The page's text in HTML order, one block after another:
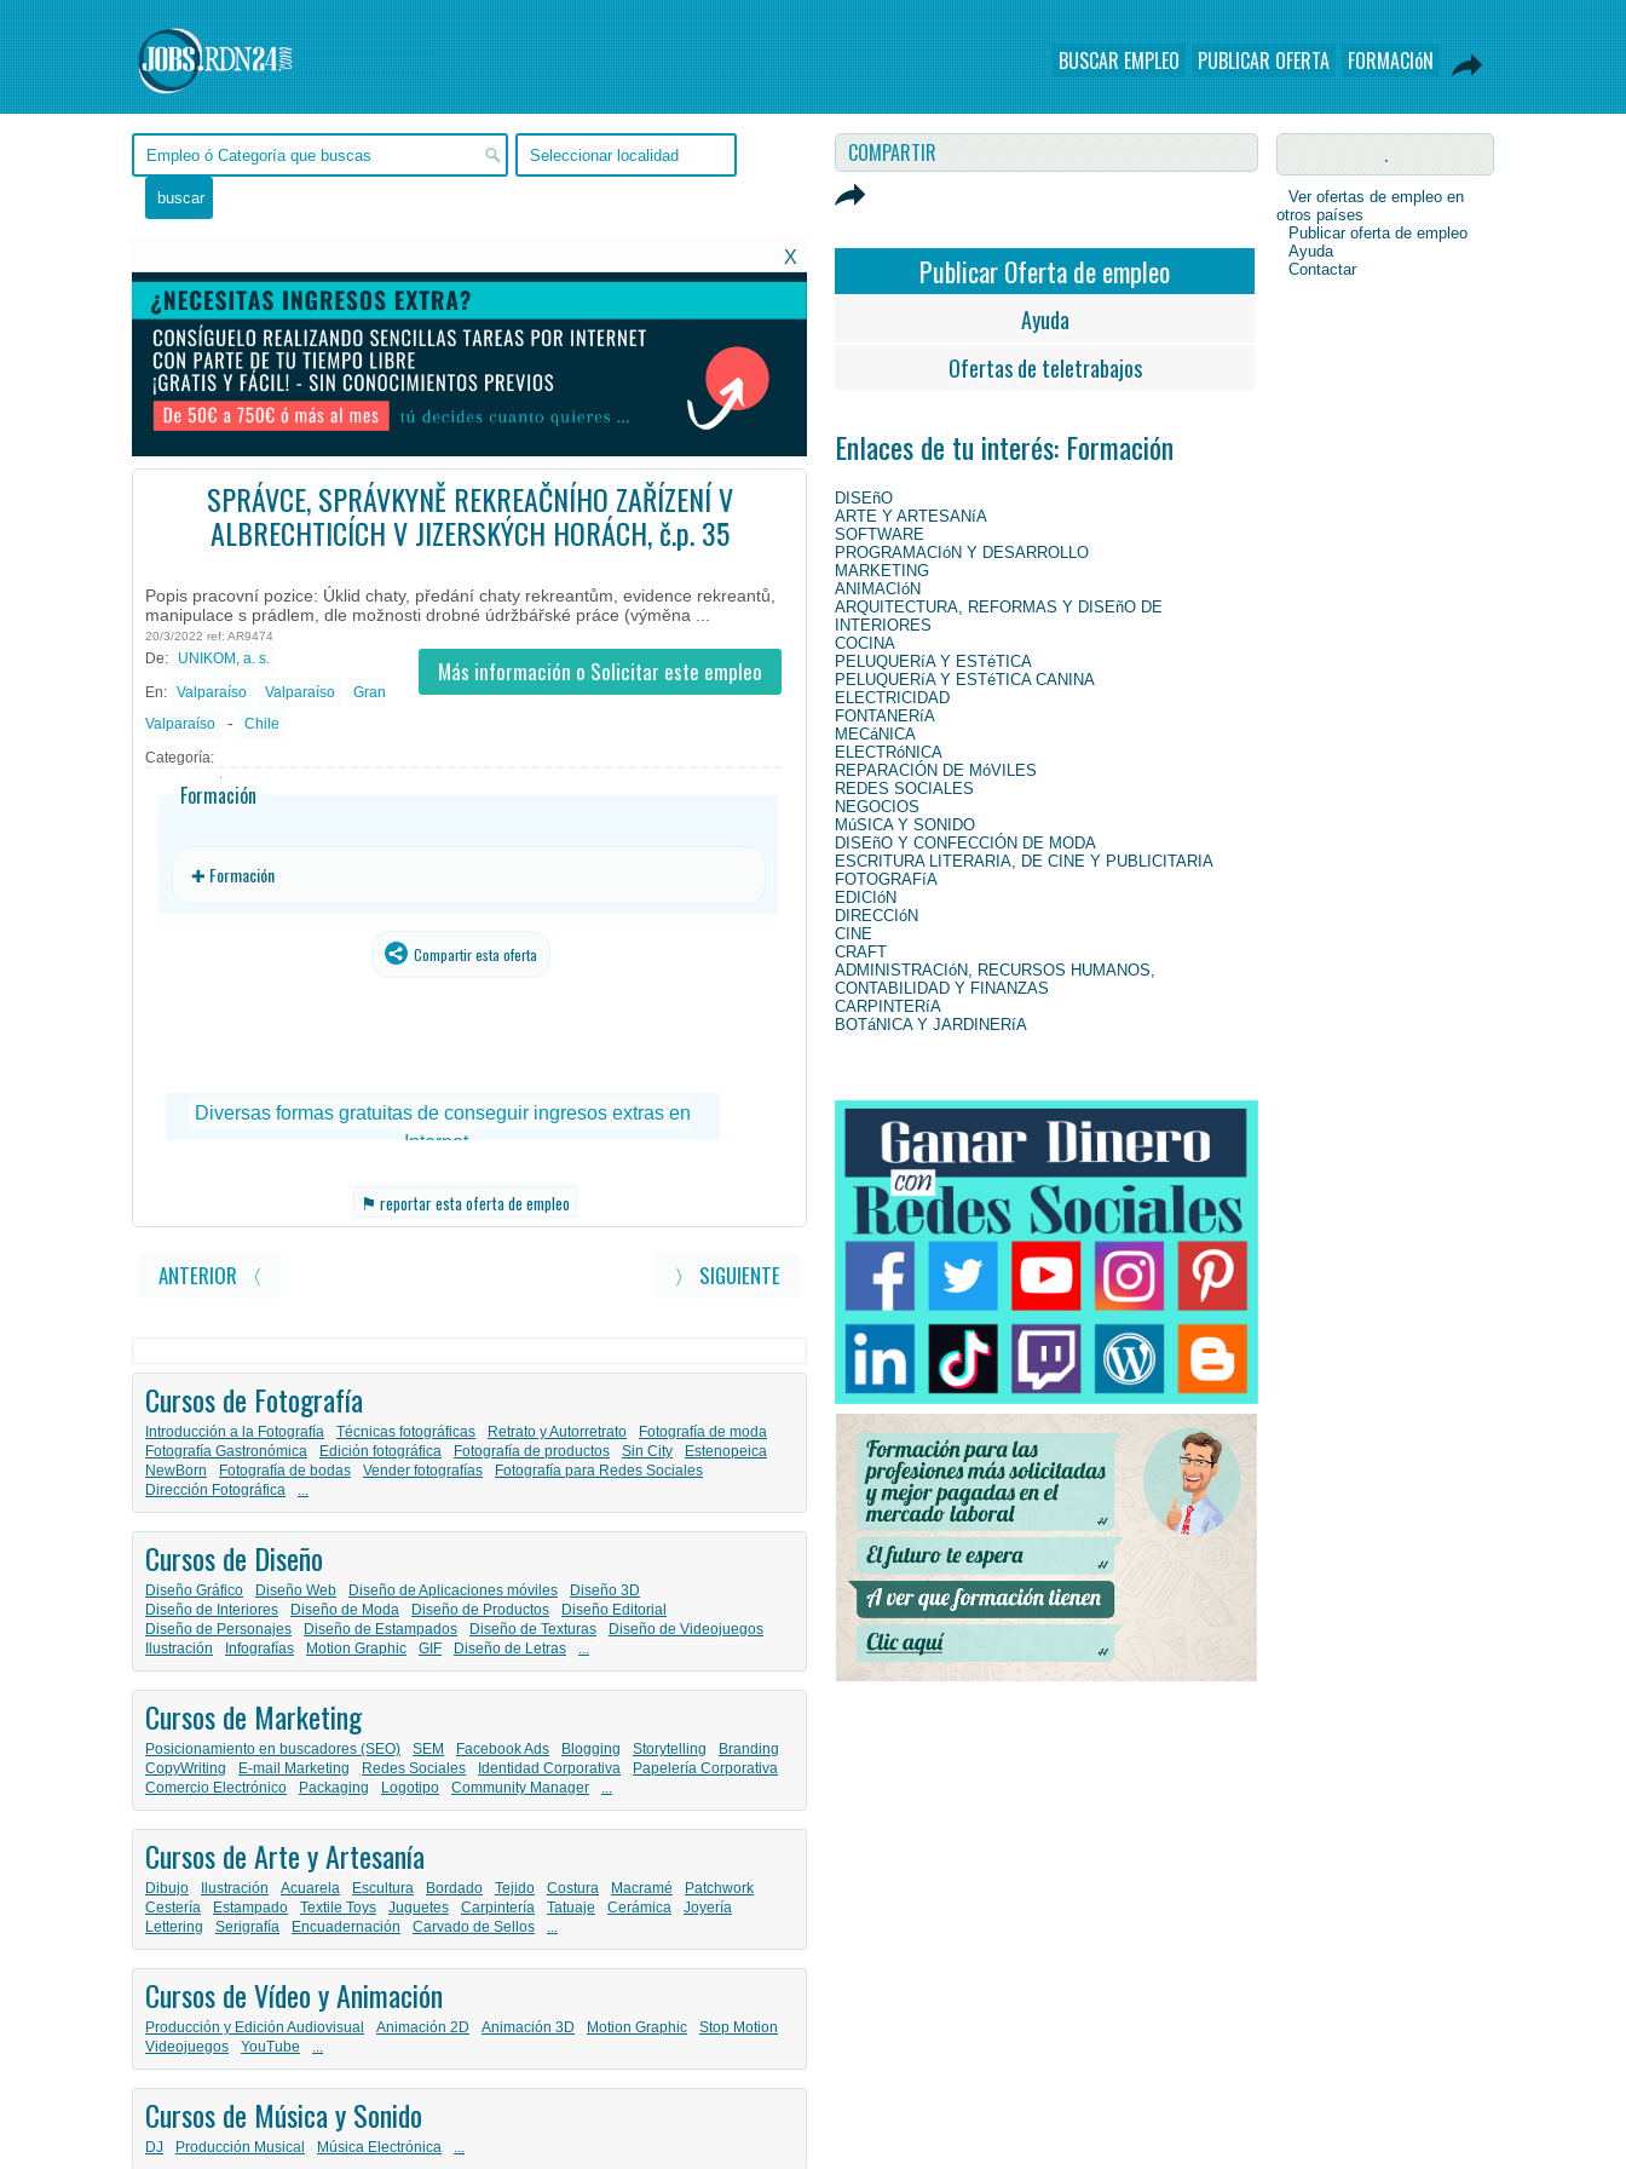
BUSCAR EMPLEO PUBLICAR OFERTA FORMACIóN
X
SPRÁVCE, SPRÁVKYNĚ REKREAČNÍHO ZAŘÍZENÍ V
ALBRECHTICÍCH V JIZERSKÝCH HORÁCH, č.p. 35
Popis pracovní pozice: Úklid chaty, předání chaty rekreantům, evidence rekreantů,
manipulace s prádlem, dle možnosti drobné údržbářské práce (výměna ...
20/3/2022 ref: AR9474
Más información o Solicitar este empleo
De: UNIKOM, a. s.
En: Valparaíso Valparaíso
Gran
Valparaíso
-
Chile
Categoría:
Formación
✚ Formación
Compartir esta oferta
⚑ reportar esta oferta de empleo
ANTERIOR 〈 〉 SIGUIENTE
Cursos de Fotografía
Introducción a la Fotografía Técnicas fotográficas Retrato y Autorretrato
Fotografía de moda
Fotografía Gastronómica
Edición fotográfica Fotografía de productos Sin City
Estenopeica
NewBorn
Fotografía de bodas Vender fotografías
Fotografía para Redes Sociales
Dirección Fotográfica
...
Cursos de Diseño
Diseño Gráfico Diseño Web Diseño de Aplicaciones móviles
Diseño 3D
Diseño de Interiores
Diseño de Moda Diseño de Productos
Diseño Editorial
Diseño de Personajes
Diseño de Estampados Diseño de Texturas
Diseño de Videojuegos
Ilustración
Infografías Motion Graphic GIF Diseño de Letras ...
Cursos de Marketing
Posicionamiento en buscadores (SEO) SEM Facebook Ads Blogging Storytelling
Branding
CopyWriting
E-mail Marketing Redes Sociales Identidad Corporativa
Papelería Corporativa
Comercio Electrónico
Packaging Logotipo Community Manager ...
Cursos de Arte y Artesanía
Dibujo Ilustración Acuarela Escultura Bordado Tejido Costura Macramé
Patchwork
Cestería
Estampado Textile Toys Juguetes Carpintería Tatuaje Cerámica
Joyería
Lettering
Serigrafía Encuadernación Carvado de Sellos ...
Cursos de Vídeo y Animación
Producción y Edición Audiovisual Animación 2D Animación 3D Motion Graphic
Stop Motion
Videojuegos
YouTube ...
Cursos de Música y Sonido
DJ Producción Musical Música Electrónica ...
COMPARTIR
Publicar Oferta de empleo
Ayuda
Ofertas de teletrabajos
Enlaces de tu interés: Formación
DISEñO
ARTE Y ARTESANíA
SOFTWARE
PROGRAMACIóN Y DESARROLLO
MARKETING
ANIMACIóN
ARQUITECTURA, REFORMAS Y DISEñO DE
INTERIORES
COCINA
PELUQUERíA Y ESTéTICA
PELUQUERíA Y ESTéTICA CANINA
ELECTRICIDAD
FONTANERíA
MECáNICA
ELECTRóNICA
REPARACIÓN DE MóVILES
REDES SOCIALES
NEGOCIOS
MúSICA Y SONIDO
DISEñO Y CONFECCIÓN DE MODA
ESCRITURA LITERARIA, DE CINE Y PUBLICITARIA
FOTOGRAFíA
EDICIóN
DIRECCIóN
CINE
CRAFT
ADMINISTRACIóN, RECURSOS HUMANOS,
CONTABILIDAD Y FINANZAS
CARPINTERíA
BOTáNICA Y JARDINERíA
.
Ver ofertas de empleo en
otros países
Publicar oferta de empleo
Ayuda
Contactar